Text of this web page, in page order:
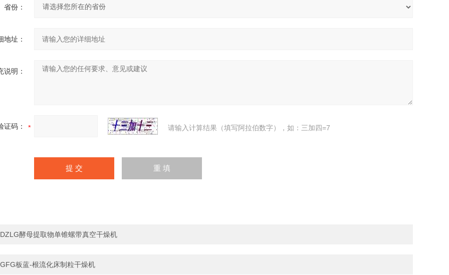
省份：
地址：
说明：
证码： 请输入计算结果（填写阿拉伯数字），如：三加四=7
DZLG酵母提取物单锥螺带真空干燥机
GFG板蓝-根流化床制粒干燥机